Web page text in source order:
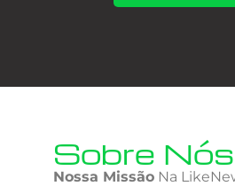
Sobre Nós
Nossa Missão Na